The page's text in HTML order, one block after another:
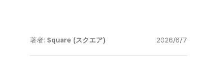
著者: Square (スクエア) 2026/6/7